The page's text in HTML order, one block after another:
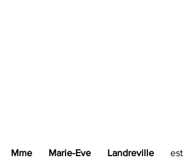
Mme Marie-Eve Landreville est